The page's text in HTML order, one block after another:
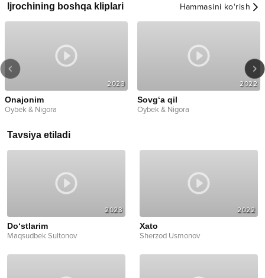
Ijrochining boshqa kliplari Hammasini ko‘rish
2023
Onajonim
Oybek & Nigora
2022
Sovg‘a qil
Oybek & Nigora
Tavsiya etiladi
2023
Do‘stlarim
Maqsudbek Sultonov
2022
Xato
Sherzod Usmonov